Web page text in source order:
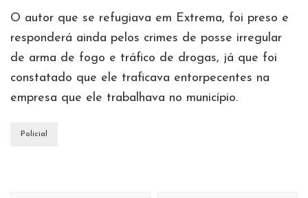
O autor que se refugiava em Extrema, foi preso e
responderá ainda pelos crimes de posse irregular
de arma de fogo e tráfico de drogas, já que foi
constatado que ele traficava entorpecentes na
empresa que ele trabalhava no município.
Policial